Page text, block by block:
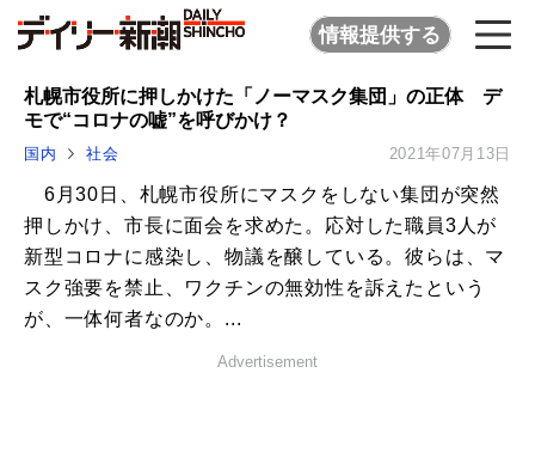
情報提供する
札幌市役所に押しかけた「ノーマスク集団」の正体 デ
モで“コロナの嘘”を呼びかけ？
国内 社会 2021年07月13日
6月30日、札幌市役所にマスクをしない集団が突然
押しかけ、市長に面会を求めた。応対した職員3人が
新型コロナに感染し、物議を醸している。彼らは、マ
スク強要を禁止、ワクチンの無効性を訴えたという
が、一体何者なのか。...
Advertisement